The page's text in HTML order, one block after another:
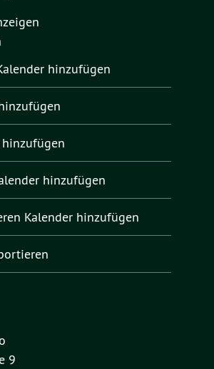
hinzufügen
hinzufügen
Kalender hinzufügen
9